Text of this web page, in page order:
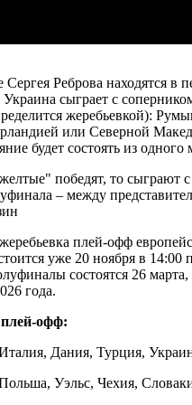
Реброва находятся в
сыграет с
жеребьевкой):
или Северной
будет состоять из одного
победят, то сыграют
– между
плей-офф
уже 20 ноября в 14:00
состоятся 26
года.
офф:
Дания, Турция,
Уэльс, Чехия,